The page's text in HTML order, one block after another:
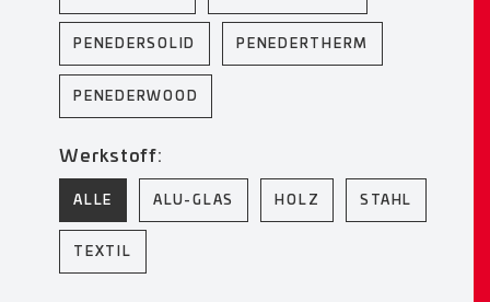
PENEDERSOLID PENEDERTHERM
PENEDERWOOD
Werkstoff:
ALLE ALU-GLAS HOLZ STAHL
TEXTIL